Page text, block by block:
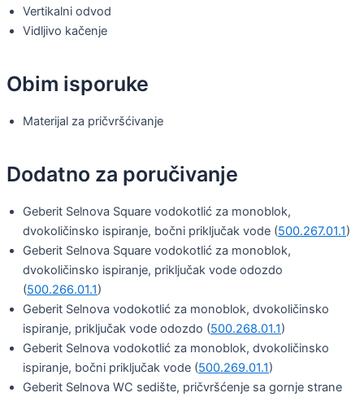
Vertikalni odvod
Vidljivo kačenje
Obim isporuke
Materijal za pričvršćivanje
Dodatno za poručivanje
Geberit Selnova Square vodokotlić za monoblok,
dvokoličinsko ispiranje, bočni priključak vode (500.267.01.1)
Geberit Selnova Square vodokotlić za monoblok,
dvokoličinsko ispiranje, priključak vode odozdo
(500.266.01.1)
Geberit Selnova vodokotlić za monoblok, dvokoličinsko
ispiranje, priključak vode odozdo (500.268.01.1)
Geberit Selnova vodokotlić za monoblok, dvokoličinsko
ispiranje, bočni priključak vode (500.269.01.1)
Geberit Selnova WC sedište, pričvršćenje sa gornje strane